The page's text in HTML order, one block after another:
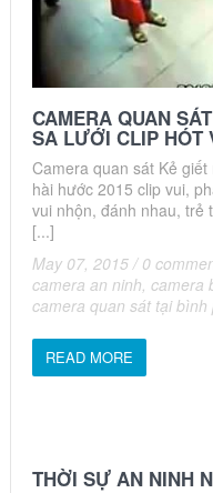
CAMERA QUAN
SA LƯỚI CLIP HÓT
Camera quan sát Kẻ
hài hước 2015 clip vui,
vui nhộn, đánh nhau, trẻ
[...]
May 07, 2015 / 0
camera an ninh camera
camera quan sát tại bình
READ MORE
THỜI SỰ AN NINH